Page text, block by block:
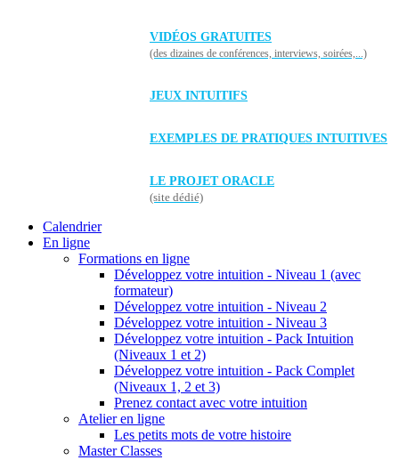
VIDÉOS GRATUITES
(des dizaines de conférences, interviews, soirées,...)
JEUX INTUITIFS
EXEMPLES DE PRATIQUES INTUITIVES
LE PROJET ORACLE
(site dédié)
Calendrier
En ligne
Formations en ligne
Développez votre intuition - Niveau 1 (avec
formateur)
Développez votre intuition - Niveau 2
Développez votre intuition - Niveau 3
Développez votre intuition - Pack Intuition
(Niveaux 1 et 2)
Développez votre intuition - Pack Complet
(Niveaux 1, 2 et 3)
Prenez contact avec votre intuition
Atelier en ligne
Les petits mots de votre histoire
Master Classes